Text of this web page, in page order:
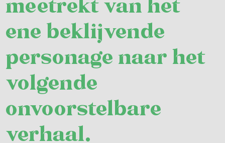
meetrekt van het
ene beklijvende
personage naar het
volgende
onvoorstelbare
verhaal.